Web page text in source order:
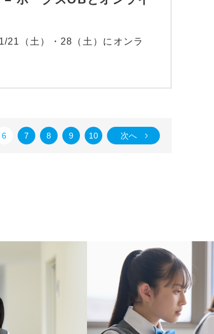
21（土）・28（土）にオンラ
6 7 8 9 10 次へ